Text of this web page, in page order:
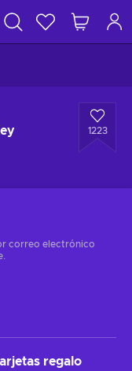
1223
correo electrónico
regalo